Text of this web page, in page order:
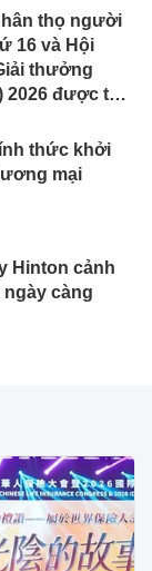
thọ người
16 và Hội
thưởng
2026 được tổ
thức khởi
mại
Hinton cảnh
ngày càng